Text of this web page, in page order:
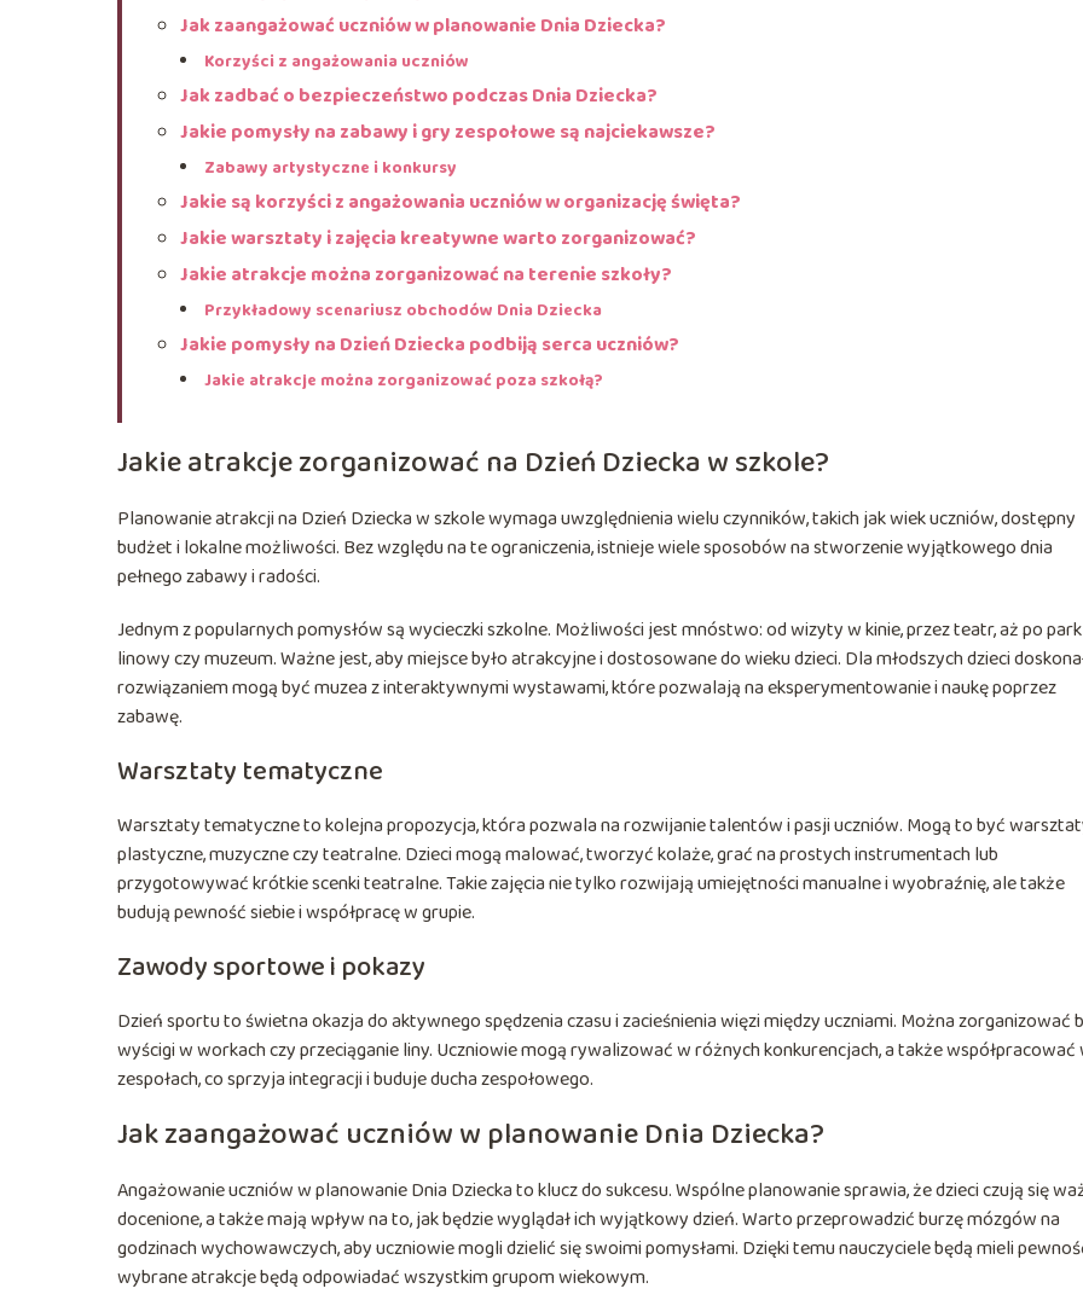
Jak zaangażować uczniów w planowanie Dnia Dziecka?
Korzyści z angażowania uczniów
Jak zadbać o bezpieczeństwo podczas Dnia Dziecka?
Jakie pomysły na zabawy i gry zespołowe są najciekawsze?
Zabawy artystyczne i konkursy
Jakie są korzyści z angażowania uczniów w organizację święta?
Jakie warsztaty i zajęcia kreatywne warto zorganizować?
Jakie atrakcje można zorganizować na terenie szkoły?
Przykładowy scenariusz obchodów Dnia Dziecka
Jakie pomysły na Dzień Dziecka podbiją serca uczniów?
Jakie atrakcje można zorganizować poza szkołą?
Jakie atrakcje zorganizować na Dzień Dziecka w szkole?
Planowanie atrakcji na Dzień Dziecka w szkole wymaga uwzględnienia wielu czynników, takich jak wiek uczniów, dostępny
budżet i lokalne możliwości. Bez względu na te ograniczenia, istnieje wiele sposobów na stworzenie wyjątkowego dnia
pełnego zabawy i radości.
Jednym z popularnych pomysłów są wycieczki szkolne. Możliwości jest mnóstwo: od wizyty w kinie, przez teatr, aż po park
linowy czy muzeum. Ważne jest, aby miejsce było atrakcyjne i dostosowane do wieku dzieci. Dla młodszych dzieci
rozwiązaniem mogą być muzea z interaktywnymi wystawami, które pozwalają na eksperymentowanie i naukę poprzez
zabawę.
Warsztaty tematyczne
Warsztaty tematyczne to kolejna propozycja, która pozwala na rozwijanie talentów i pasji uczniów. Mogą to być
plastyczne, muzyczne czy teatralne. Dzieci mogą malować, tworzyć kolaże, grać na prostych instrumentach lub
przygotowywać krótkie scenki teatralne. Takie zajęcia nie tylko rozwijają umiejętności manualne i wyobraźnię, ale także
budują pewność siebie i współpracę w grupie.
Zawody sportowe i pokazy
Dzień sportu to świetna okazja do aktywnego spędzenia czasu i zacieśnienia więzi między uczniami. Można zorganizować
wyścigi w workach czy przeciąganie liny. Uczniowie mogą rywalizować w różnych konkurencjach, a także współpracować
zespołach, co sprzyja integracji i buduje ducha zespołowego.
Jak zaangażować uczniów w planowanie Dnia Dziecka?
Angażowanie uczniów w planowanie Dnia Dziecka to klucz do sukcesu. Wspólne planowanie sprawia, że dzieci czują się
docenione, a także mają wpływ na to, jak będzie wyglądał ich wyjątkowy dzień. Warto przeprowadzić burzę mózgów na
godzinach wychowawczych, aby uczniowie mogli dzielić się swoimi pomysłami. Dzięki temu nauczyciele będą mieli
wybrane atrakcje będą odpowiadać wszystkim grupom wiekowym.